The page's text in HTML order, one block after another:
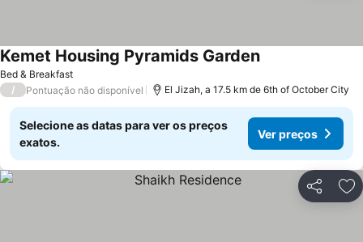
Bed & Breakfast
Kemet Housing Pyramids Garden
/ Pontuação não disponível El Jizah, a 17.5 km de 6th of October City
Selecione as datas para ver os preços
exatos.
Ver preços
Partilhar